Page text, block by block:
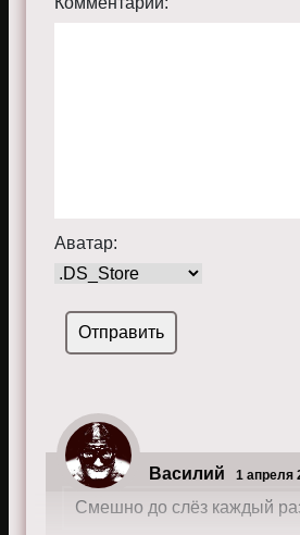
Аватар:
Василий 1 апреля
Смешно до слёз каждый